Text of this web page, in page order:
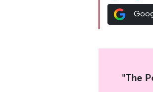
"The